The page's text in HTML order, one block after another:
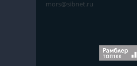
mors@sibnet.ru